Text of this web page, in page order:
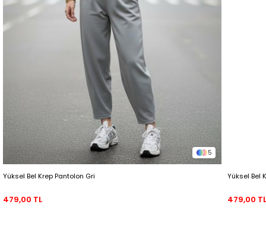
5
Yüksel Bel Krep Pantolon Gri
479,00 TL
Yüksel Bel
479,00